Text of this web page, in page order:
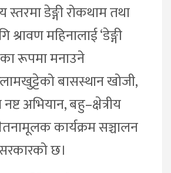
डेङ्गी रोकथाम तथा
श्रावण महिनालाई ‘डेङ्गी
रूपमा मनाउने
बासस्थान खोजी,
अभियान, बहु–क्षेत्रीय
कार्यक्रम सञ्चालन
छ।